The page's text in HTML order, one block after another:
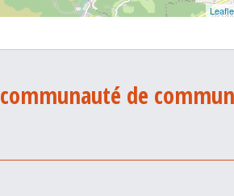
communauté de